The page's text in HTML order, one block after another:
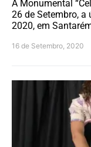
A Monumental
26 de Setembro, a
2020, em
16 de Setembro, 2020